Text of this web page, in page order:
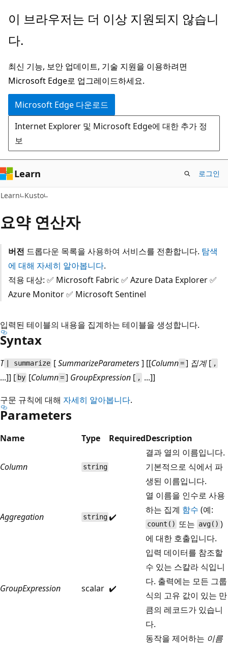
주
콘
츠
로
건
너
뛰
기
이 브라우저는 더 이상 지원되지 않습니
다.
최신 기능, 보안 업데이트, 기술 지원을 이용하려면
Microsoft Edge로 업그레이드하세요.
Microsoft Edge 다운로드
Internet Explorer 및 Microsoft Edge에 대한 추가 정
보
Learn 로그인
Learn Kusto
요약 연산자
버전 드롭다운 목록을 사용하여 서비스를 전환합니다. 탐색
에 대해 자세히 알아봅니다.
적용 대상: ✅ Microsoft Fabric ✅ Azure Data Explorer ✅
Azure Monitor ✅ Microsoft Sentinel
입력된 테이블의 내용을 집계하는 테이블을 생성합니다.
Syntax
T | summarize [SummarizeParameters] [[Column=] 집계[ ,
...]] [ by [Column=] GroupExpression[ , ...]]
구문 규칙에 대해 자세히 알아봅니다.
Parameters
Name Type RequiredDescription
Column string
결과 열의 이름입니다.
기본적으로 식에서 파
생된 이름입니다.
Aggregation string ✔️
열 이름을 인수로 사용
하는 집계 함수 (예:
count() 또는 avg() )
에 대한 호출입니다.
GroupExpression scalar ✔️
입력 데이터를 참조할
수 있는 스칼라 식입니
다. 출력에는 모든 그룹
식의 고유 값이 있는 만
큼의 레코드가 있습니
다.
동작을 제어하는 이름